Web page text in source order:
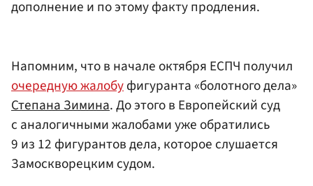
дополнение и по этому факту продления.
Напомним, что в начале октября ЕСПЧ получил
очередную жалобуфигуранта «болотного дела»
Степана Зимина. До этого в Европейский суд
с аналогичными жалобами уже обратились
9 из 12 фигурантов дела, которое слушается
Замоскворецким судом.